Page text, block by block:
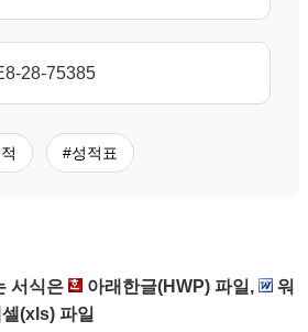
28-75385
#성적표
서식은 아래한글(HWP) 파일,
워
(xls) 파일